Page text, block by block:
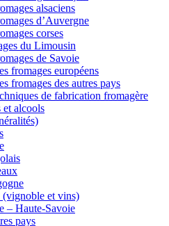
alsaciens
d’Auvergne
corses
du Limousin
de Savoie
fromages européens
fromages des autres pays
de fabrication fromagère
et alcools
(vignoble et vins)
– Haute-Savoie
pays